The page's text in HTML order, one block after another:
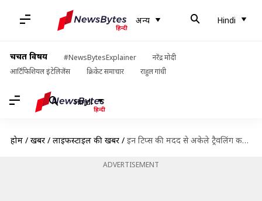
अन्य Hindi
चर्चित विषय #NewsBytesExplainer
नरेंद्र मोदी
आर्टिफिशियल इंटेलिजेंस
क्रिकेट समाचार राहुल गांधी
Hindi
होम / खबरें / लाइफस्टाइल की खबरें / इन टिप्स की मदद से अकेले ट्रैवलिंग करना होगा आसान
ADVERTISEMENT